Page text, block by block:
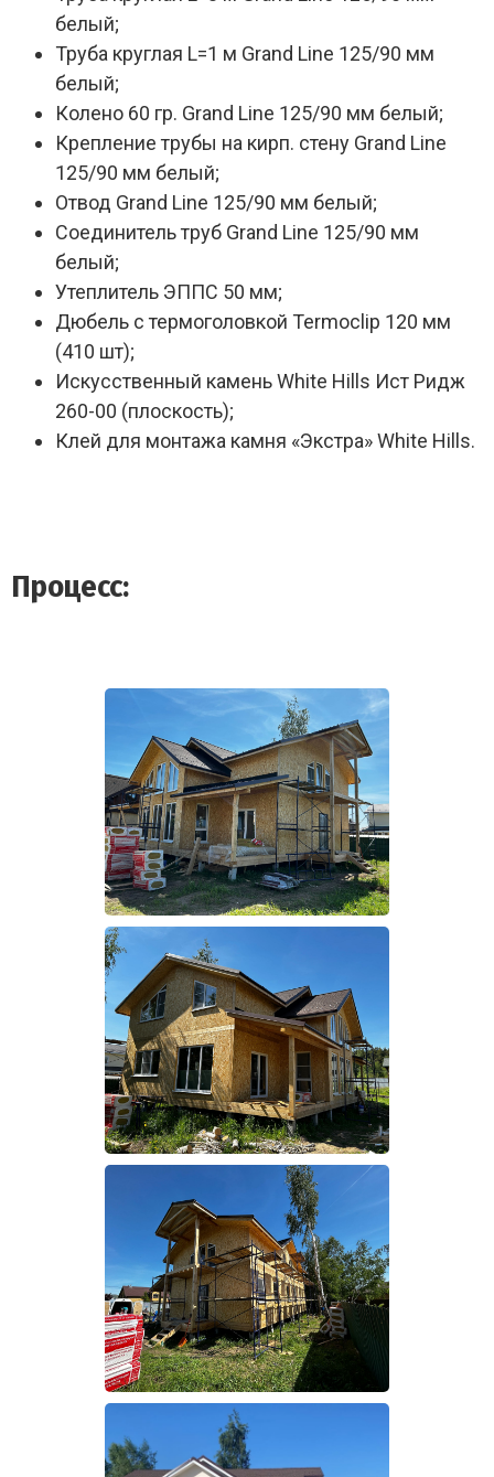
белый;
Труба круглая L=1 м Grand Line 125/90 мм
белый;
Колено 60 гр. Grand Line 125/90 мм белый;
Крепление трубы на кирп. стену Grand Line
125/90 мм белый;
Отвод Grand Line 125/90 мм белый;
Соединитель труб Grand Line 125/90 мм
белый;
Утеплитель ЭППС 50 мм;
Дюбель с термоголовкой Termoclip 120 мм
(410 шт);
Искусственный камень White Hills Ист Ридж
260-00 (плоскость);
Клей для монтажа камня «Экстра» White Hills.
Процесс: